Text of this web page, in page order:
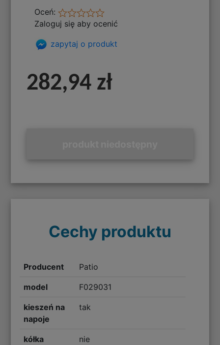
Oceń:
Zaloguj się aby ocenić
zapytaj o produkt
282,94 zł
Cechy produktu
Producent Patio
model F029031
kieszeń na
napoje
tak
kółka nie